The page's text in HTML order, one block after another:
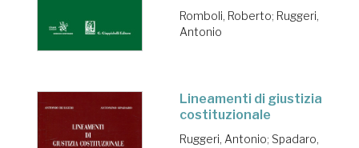
Romboli, Roberto; Ruggeri,
Antonio
Lineamenti di giustizia
costituzionale
Ruggeri, Antonio; Spadaro,